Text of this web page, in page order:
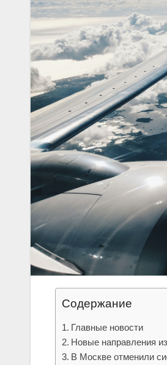
Содержание
Главные новости
Новые направления
В Москве отменили